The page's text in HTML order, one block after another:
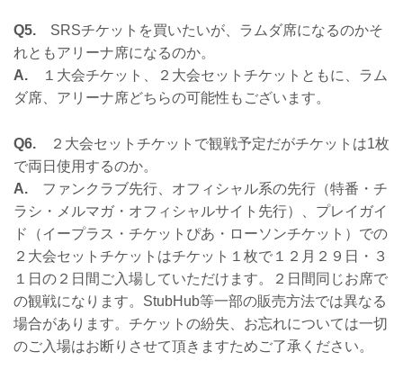
Q5. SRSチケットを買いたいが、ラムダ席になるのかそ
れともアリーナ席になるのか。
A. １大会チケット、２大会セットチケットともに、ラム
ダ席、アリーナ席どちらの可能性もございます。
Q6. ２大会セットチケットで観戦予定だがチケットは1枚
で両日使用するのか。
A. ファンクラブ先行、オフィシャル系の先行（特番・チ
ラシ・メルマガ・オフィシャルサイト先行）、プレイガイ
ド（イープラス・チケットぴあ・ローソンチケット）での
２大会セットチケットはチケット１枚で１２月２９日・３
１日の２日間ご入場していただけます。２日間同じお席で
の観戦になります。StubHub等一部の販売方法では異なる
場合があります。チケットの紛失、お忘れについては一切
のご入場はお断りさせて頂きますためご了承ください。